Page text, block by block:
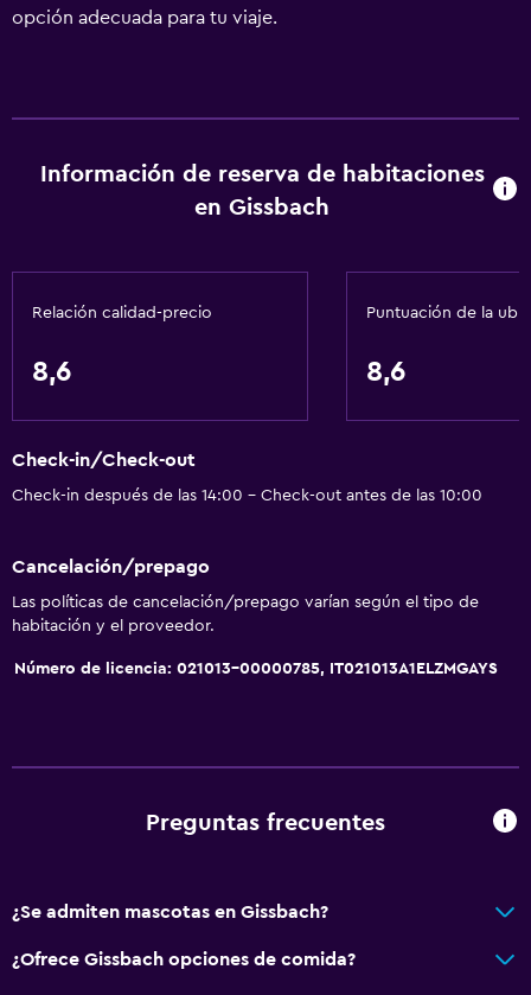
opción adecuada para tu viaje.
Información de reserva de habitaciones
en Gissbach
Relación calidad-precio
8,6
Puntuación de la
8,6
Check-in/Check-out
Check-in después de las 14:00 - Check-out antes de las 10:00
Cancelación/prepago
Las políticas de cancelación/prepago varían según el tipo de
habitación y el proveedor.
Número de licencia: 021013-00000785, IT021013A1ELZMGAYS
Preguntas frecuentes
¿Se admiten mascotas en Gissbach?
¿Ofrece Gissbach opciones de comida?